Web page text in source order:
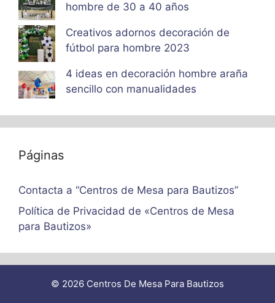
hombre de 30 a 40 años
Creativos adornos decoración de
fútbol para hombre 2023
4 ideas en decoración hombre araña
sencillo con manualidades
Páginas
Contacta a “Centros de Mesa para Bautizos”
Política de Privacidad de «Centros de Mesa
para Bautizos»
© 2026 Centros De Mesa Para Bautizos